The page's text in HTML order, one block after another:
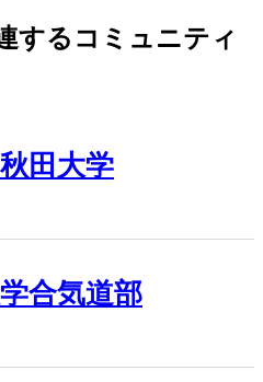
するコミュニティ
田大学
合気道部